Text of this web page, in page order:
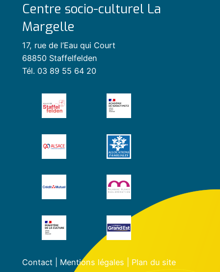
Centre socio-culturel La
Margelle
17, rue de l’Eau qui Court
68850 Staffelfelden
Tél. 03 89 55 64 20
Contact| Mentions légales Plan du site